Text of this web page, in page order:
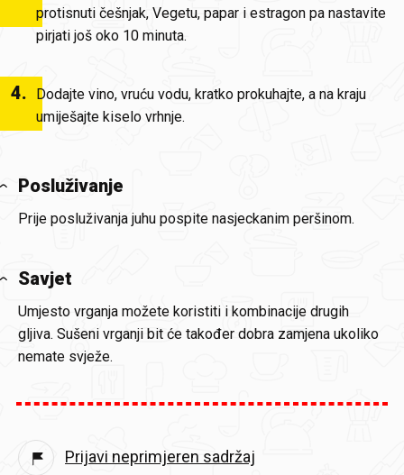
protisnuti češnjak, Vegetu, papar i estragon pa nastavite
pirjati još oko 10 minuta.
4.
Dodajte vino, vruću vodu, kratko prokuhajte, a na kraju
umiješajte kiselo vrhnje.
Posluživanje
Prije posluživanja juhu pospite nasjeckanim peršinom.
Savjet
Umjesto vrganja možete koristiti i kombinacije drugih
gljiva. Sušeni vrganji bit će također dobra zamjena ukoliko
nemate svježe.
Prijavi neprimjeren sadržaj